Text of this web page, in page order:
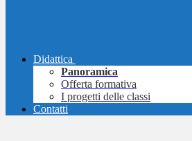
Didattica
Panoramica
Offerta formativa
I progetti delle classi
Contatti